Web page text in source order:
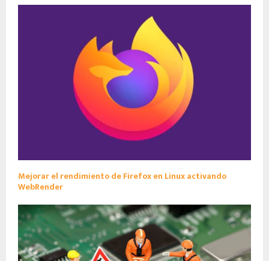
Mejorar el rendimiento de Firefox en Linux activando
WebRender